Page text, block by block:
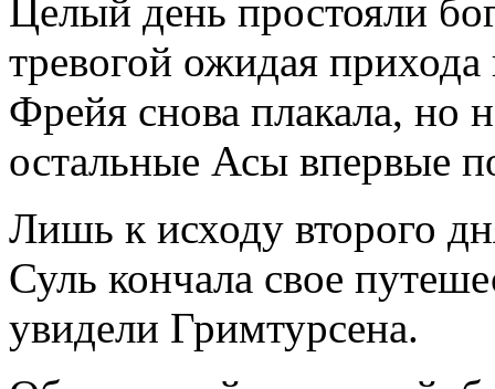
Целый день простояли
тревогой ожидая
Фрейя снова плакала, но
остальные Асы впервые
Лишь к исходу второго
Суль кончала свое
увидели Гримтурсена.